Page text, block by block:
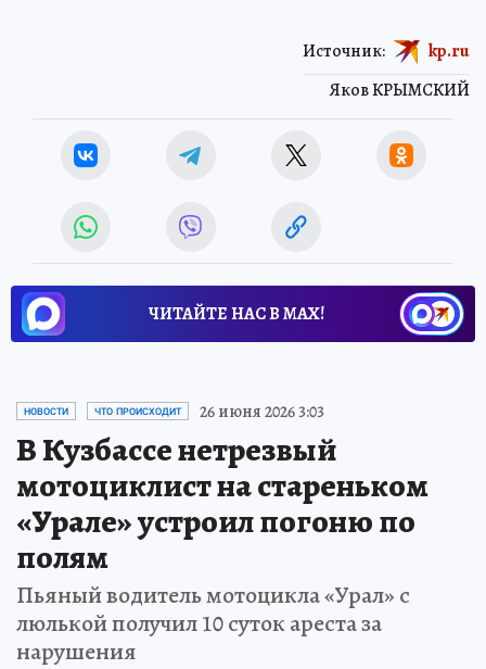
Яков КРЫМСКИЙ
Источник: kp.ru
ЧИТАЙТЕ НАС В МАХ!
НОВОСТИ ЧТО ПРОИСХОДИТ 26 июня 2026 3:03
В Кузбассе нетрезвый
мотоциклист на стареньком
«Урале» устроил погоню по
полям
Пьяный водитель мотоцикла «Урал» с
люлькой получил 10 суток ареста за
нарушения